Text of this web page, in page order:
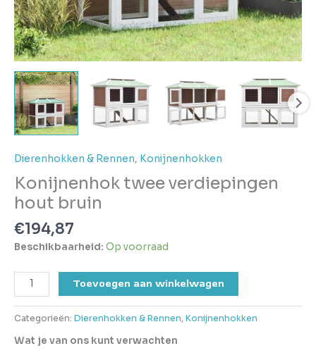
Dierenhokken & Rennen, Konijnenhokken
Konijnenhok twee verdiepingen
hout bruin
€194,87
Beschikbaarheid: Op voorraad
Toevoegen aan winkelwagen
Categorieën: Dierenhokken & Rennen, Konijnenhokken
Wat je van ons kunt verwachten